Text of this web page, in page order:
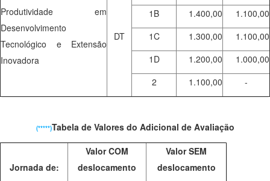
Produtividade em
Desenvolvimento
Tecnológico e Extensão
Inovadora
DT
1B 1.400,00
1.100,00
1C
1.300,00
1.100,00
1D
1.200,00
1.000,00
2
1.100,00 -
(*****)Tabela de Valores do Adicional de Avaliação
Jornada de:
Valor COM
deslocamento
Valor SEM
deslocamento